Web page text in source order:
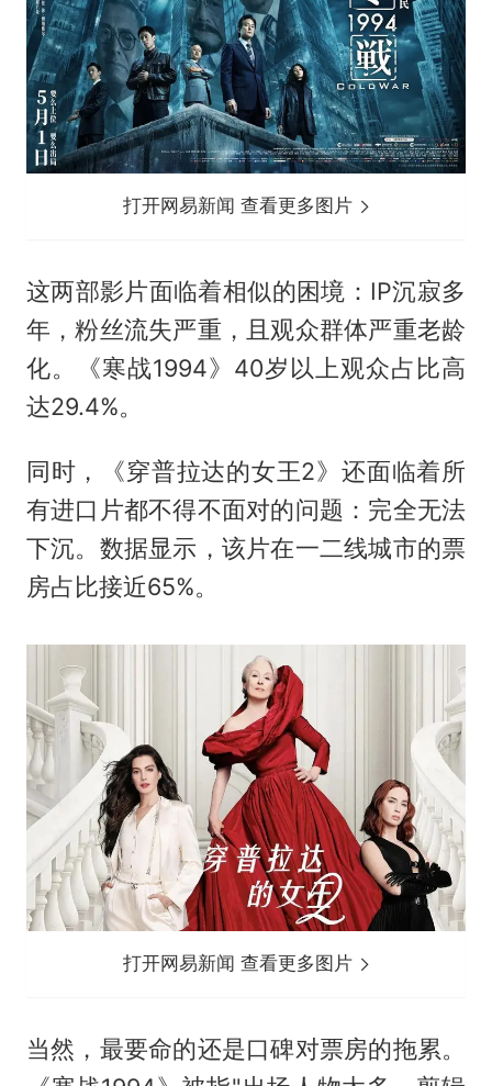
打开网易新闻 查看更多图片
这两部影片面临着相似的困境：IP沉寂多
年，粉丝流失严重，且观众群体严重老龄
化。《寒战1994》40岁以上观众占比高
达29.4%。
同时，《穿普拉达的女王2》还面临着所
有进口片都不得不面对的问题：完全无法
下沉。数据显示，该片在一二线城市的票
房占比接近65%。
打开网易新闻 查看更多图片
当然，最要命的还是口碑对票房的拖累。